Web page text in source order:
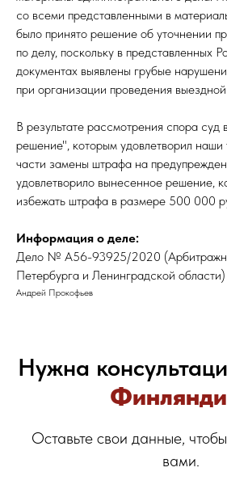
со всеми представленными в
было принято решение об уточнении
по делу, поскольку в представленных
документах выявлены грубые
при организации проведения
В результате рассмотрения спора
решение", которым удовлетворил наши
части замены штрафа на
удовлетворило вынесенное решение,
избежать штрафа в размере 500 000
Информация о деле:
Дело № А56-93925/2020
Петербурга и Ленинградской области)
Андрей Прокофьев
Нужна
Оставьте свои данные,
вами.